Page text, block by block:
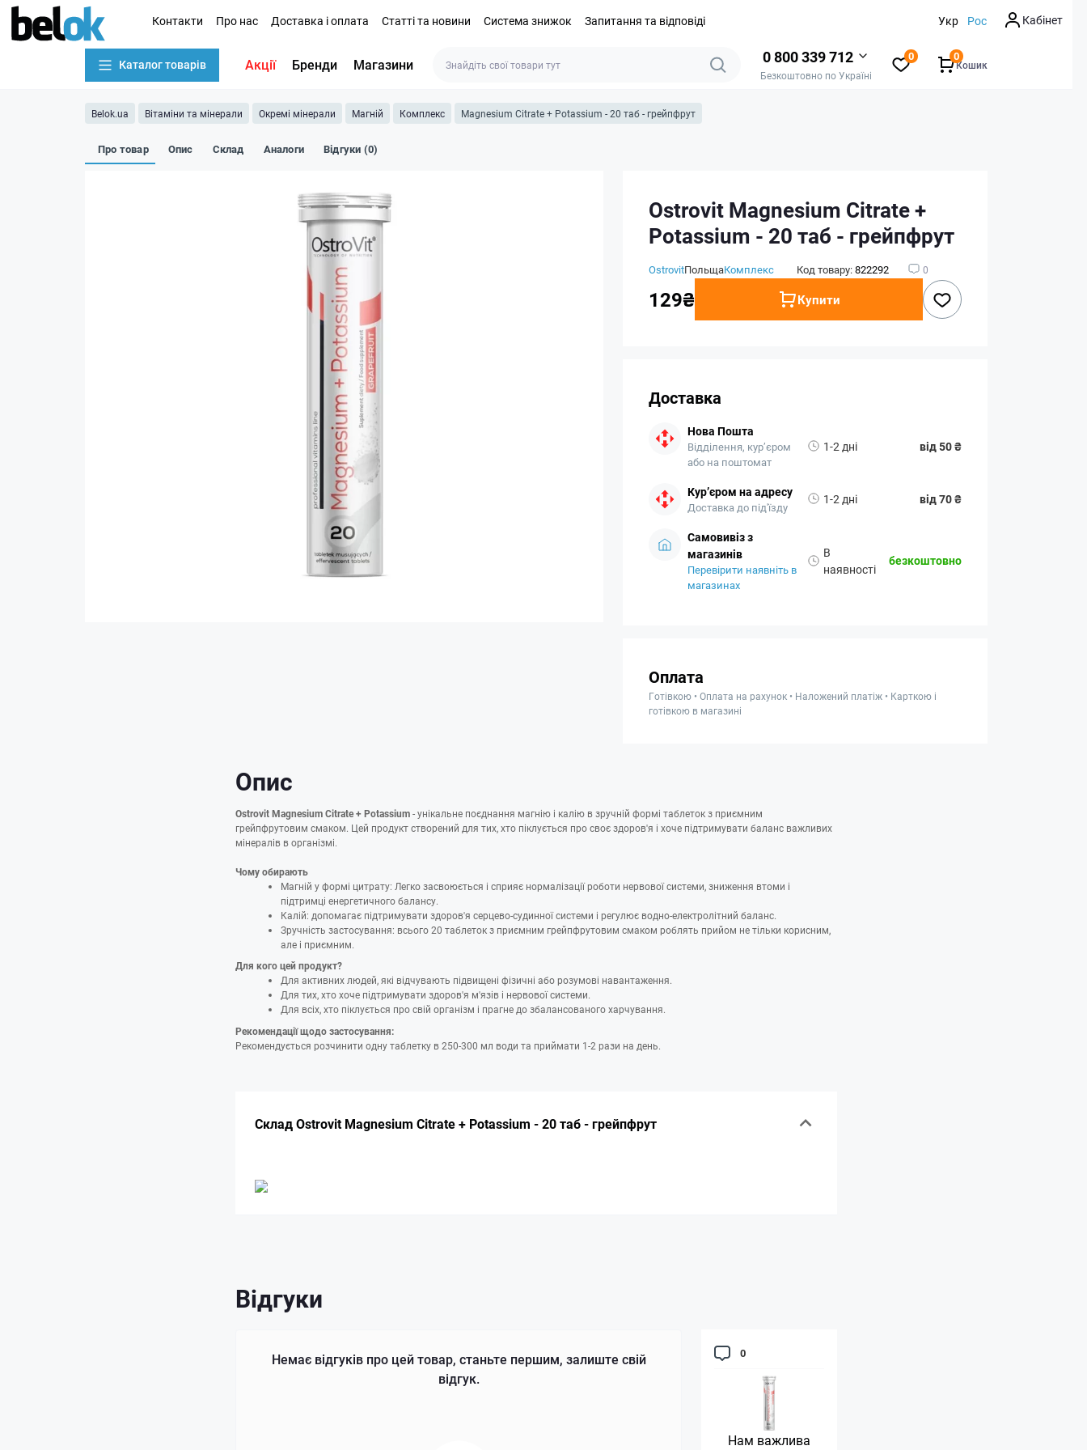
Контакти Про нас Доставка і оплата Статті та новини Система знижок Запитання та відповіді Укр Рос Кабінет
Каталог товарів Акції Бренди Магазини 0 800 339 712
Безкоштовно по Україні
0
Кошик
0
Belok.ua Вітаміни та мінерали Окремі мінерали Магній Комплекс Magnesium Citrate + Potassium - 20 таб - грейпфрут
Про товар Опис Склад Аналоги Відгуки (0)
Ostrovit Magnesium Citrate +
Potassium - 20 таб - грейпфрут
OstrovitПольщаКомплекс Код товару:822292 0
129₴ Купити
Доставка
Нова Пошта
Відділення, кур’єром
або на поштомат
1-2 дні від 50 ₴
Кур’єром на адресу
Доставка до під'їзду
1-2 дні від 70 ₴
Самовивіз з
магазинів
Перевірити наявніть в
магазинах
В
наявності
безкоштовно
Оплата
Готівкою • Оплата на рахунок • Наложений платіж • Карткою і
готівкою в магазині
Опис
Ostrovit Magnesium Citrate + Potassium- унікальне поєднання магнію і калію в зручній формі таблеток з приємним
грейпфрутовим смаком. Цей продукт створений для тих, хто піклується про своє здоров'я і хоче підтримувати баланс важливих
мінералів в організмі.
Чому обирають
Магній у формі цитрату: Легко засвоюється і сприяє нормалізації роботи нервової системи, зниження втоми і
підтримці енергетичного балансу.
Калій: допомагає підтримувати здоров'я серцево-судинної системи і регулює водно-електролітний баланс.
Зручність застосування: всього 20 таблеток з приємним грейпфрутовим смаком роблять прийом не тільки корисним,
але і приємним.
Для кого цей продукт?
Для активних людей, які відчувають підвищені фізичні або розумові навантаження.
Для тих, хто хоче підтримувати здоров'я м'язів і нервової системи.
Для всіх, хто піклується про свій організм і прагне до збалансованого харчування.
Рекомендації щодо застосування:
Рекомендується розчинити одну таблетку в 250-300 мл води та приймати 1-2 рази на день.
Склад Ostrovit Magnesium Citrate + Potassium - 20 таб - грейпфрут
Відгуки
0
Нам важлива
Немає відгуків про цей товар, станьте першим, залиште свій
відгук.